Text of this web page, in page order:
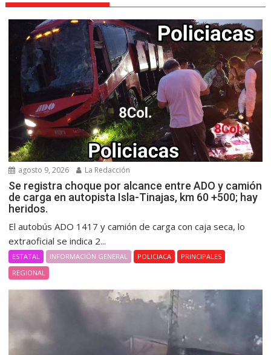
agosto 9, 2026 La Redacción
Se registra choque por alcance entre ADO y camión
de carga en autopista Isla-Tinajas, km 60 +500; hay
heridos.
El autobús ADO 1417 y camión de carga con caja seca, lo
extraoficial se indica 2...
ESTATAL INFORMACIÓN GENERAL POLICIACA
PRINCIPALES
REGIONAL